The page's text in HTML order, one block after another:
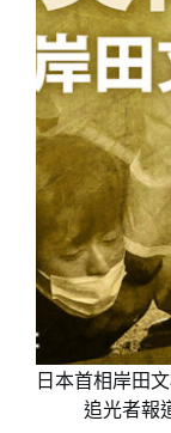
日本首相岸田
追光者報